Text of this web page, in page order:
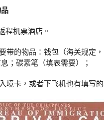
程机票酒店。
带的物品：钱包（海关规定
；碳素笔（填表需要）；
境卡，或者下飞机也有填写